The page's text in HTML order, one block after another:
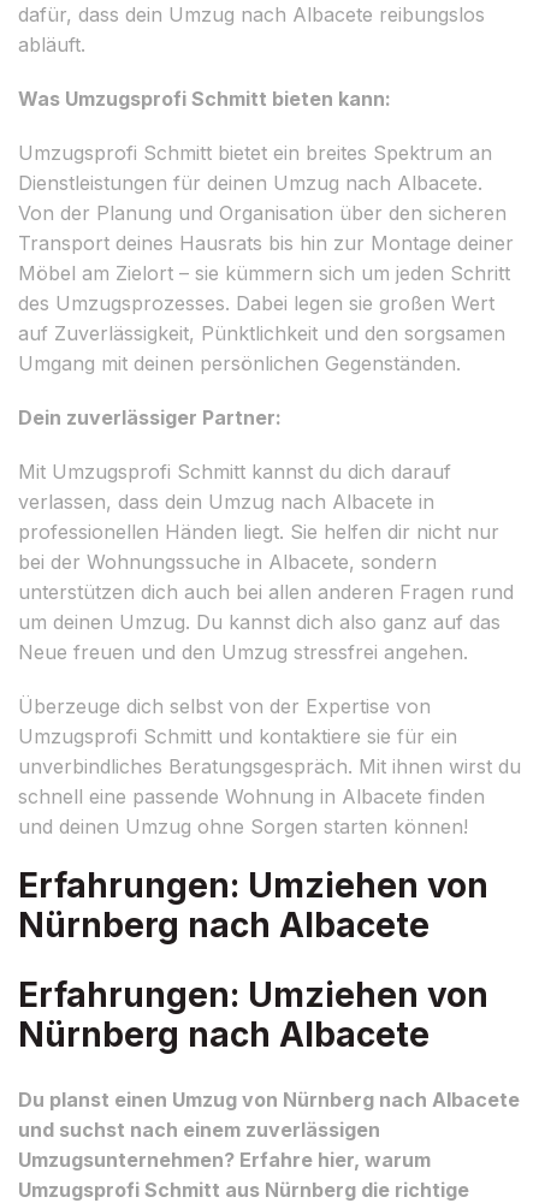
dafür, dass dein Umzug nach Albacete reibungslos
abläuft.
Was Umzugsprofi Schmitt bieten kann:
Umzugsprofi Schmitt bietet ein breites Spektrum an
Dienstleistungen für deinen Umzug nach Albacete.
Von der Planung und Organisation über den sicheren
Transport deines Hausrats bis hin zur Montage deiner
Möbel am Zielort – sie kümmern sich um jeden Schritt
des Umzugsprozesses. Dabei legen sie großen Wert
auf Zuverlässigkeit, Pünktlichkeit und den sorgsamen
Umgang mit deinen persönlichen Gegenständen.
Dein zuverlässiger Partner:
Mit Umzugsprofi Schmitt kannst du dich darauf
verlassen, dass dein Umzug nach Albacete in
professionellen Händen liegt. Sie helfen dir nicht nur
bei der Wohnungssuche in Albacete, sondern
unterstützen dich auch bei allen anderen Fragen rund
um deinen Umzug. Du kannst dich also ganz auf das
Neue freuen und den Umzug stressfrei angehen.
Überzeuge dich selbst von der Expertise von
Umzugsprofi Schmitt und kontaktiere sie für ein
unverbindliches Beratungsgespräch. Mit ihnen wirst du
schnell eine passende Wohnung in Albacete finden
und deinen Umzug ohne Sorgen starten können!
Erfahrungen: Umziehen von
Nürnberg nach Albacete
Erfahrungen: Umziehen von
Nürnberg nach Albacete
Du planst einen Umzug von Nürnberg nach Albacete
und suchst nach einem zuverlässigen
Umzugsunternehmen? Erfahre hier, warum
Umzugsprofi Schmitt aus Nürnberg die richtige